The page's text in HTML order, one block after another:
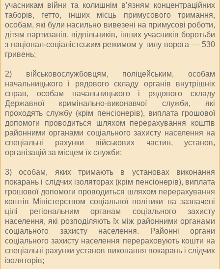
учасникам війни та колишнім в’язням концентраційних
таборів, гетто, інших місць примусового тримання,
особам, які були насильно вивезені на примусові роботи,
дітям партизанів, підпільників, інших учасників боротьби
з націонал-соціалістським режимом у тилу ворога — 530
гривень;
2) військовослужбовцям, поліцейським, особам
начальницького і рядового складу органів внутрішніх
справ, особам начальницького і рядового складу
Державної кримінально-виконавчої служби, які
проходять службу (крім пенсіонерів), виплата грошової
допомоги проводиться шляхом перерахування коштів
районними органами соціального захисту населення на
спеціальні рахунки військових частин, установ,
організацій за місцем їх служби;
3) особам, яких тримають в установах виконання
покарань і слідчих ізоляторах (крім пенсіонерів), виплата
грошової допомоги проводиться шляхом перерахування
коштів Міністерством соціальної політики на зазначені
цілі регіональним органам соціального захисту
населення, які розподіляють їх між районними органами
соціального захисту населення. Районні органи
соціального захисту населення перераховують кошти на
спеціальні рахунки установ виконання покарань і слідчих
ізоляторів;